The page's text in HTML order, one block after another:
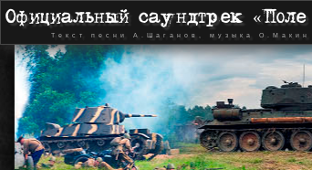
Официальный саундтрек «Поле
Текст песни А.Шаганов, музыка О.Макин